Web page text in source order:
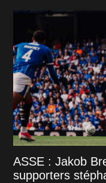
ASSE : Jakob
supporters